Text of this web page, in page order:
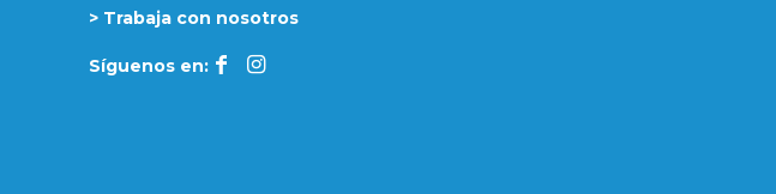
> Trabaja con nosotros
Síguenos en: